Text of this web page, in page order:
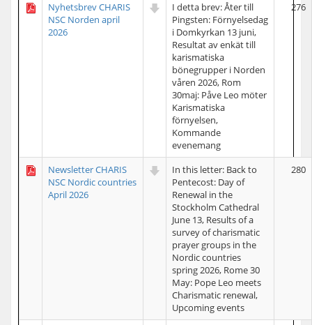
Nyhetsbrev CHARIS
NSC Norden april
2026
I detta brev: Åter till
Pingsten: Förnyelsedag
i Domkyrkan 13 juni,
Resultat av enkät till
karismatiska
bönegrupper i Norden
våren 2026, Rom
30maj: Påve Leo möter
Karismatiska
förnyelsen,
Kommande
evenemang
276
Newsletter CHARIS
NSC Nordic countries
April 2026
In this letter: Back to
Pentecost: Day of
Renewal in the
Stockholm Cathedral
June 13, Results of a
survey of charismatic
prayer groups in the
Nordic countries
spring 2026, Rome 30
May: Pope Leo meets
Charismatic renewal,
Upcoming events
280